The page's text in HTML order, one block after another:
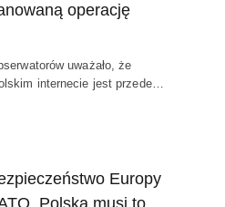
operację
uważało, że
internecie jest przede…
Europy
Polska musi to